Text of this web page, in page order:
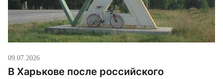
09.07.2026
В Харькове после российского